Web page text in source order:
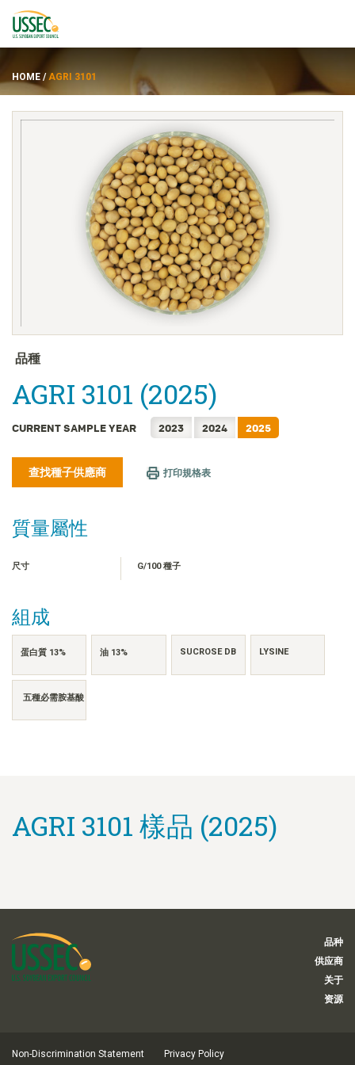
ENGLISH
FRANÇAIS
日本語
한국어
简体中文
TIẾNG VIỆT
HOME /AGRI 3101
品種
AGRI 3101 (2025)
CURRENT SAMPLE YEAR 2023 2024 2025
查找種子供應商 打印規格表
質量屬性
尺寸 G/100 種子
組成
蛋白質 13% 油 13% SUCROSE DB LYSINE
五種必需胺基酸
AGRI 3101 樣品 (2025)
品种
供应商
关于
资源
Non-Discrimination Statement Privacy Policy